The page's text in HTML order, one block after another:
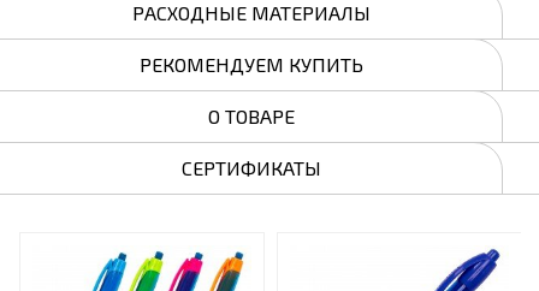
РАСХОДНЫЕ МАТЕРИАЛЫ
РЕКОМЕНДУЕМ КУПИТЬ
О ТОВАРЕ
СЕРТИФИКАТЫ